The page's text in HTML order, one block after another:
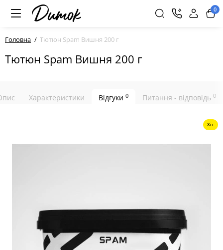
0
Головна Тютюн Spam Вишня 200 г
Тютюн Spam Вишня 200 г
Характеристики Відгуки 0 Питання - відповідь 0
Хіт